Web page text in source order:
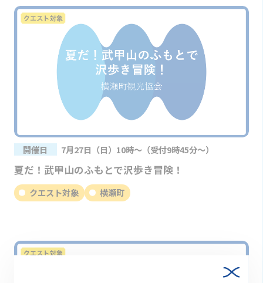
開催日 7月27日（日）10時～（受付9時45分～）
夏だ！武甲山のふもとで沢歩き冒険！
クエスト対象 横瀬町